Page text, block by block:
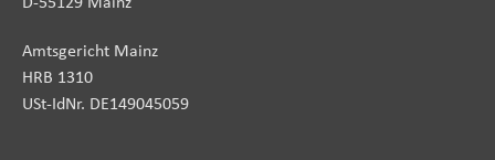
Amtsgericht Mainz
HRB 1310
USt-IdNr. DE149045059